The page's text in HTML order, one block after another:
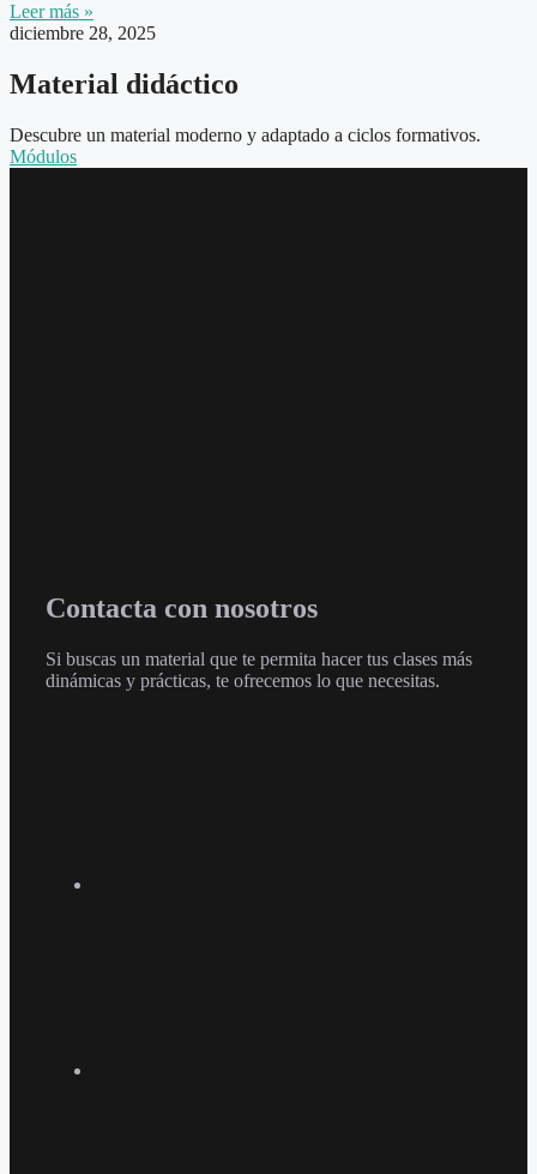
Leer más »
diciembre 28, 2025
Material didáctico
Descubre un material moderno y adaptado a ciclos formativos.
Módulos
Contacta con nosotros
Si buscas un material que te permita hacer tus clases más
dinámicas y prácticas, te ofrecemos lo que necesitas.